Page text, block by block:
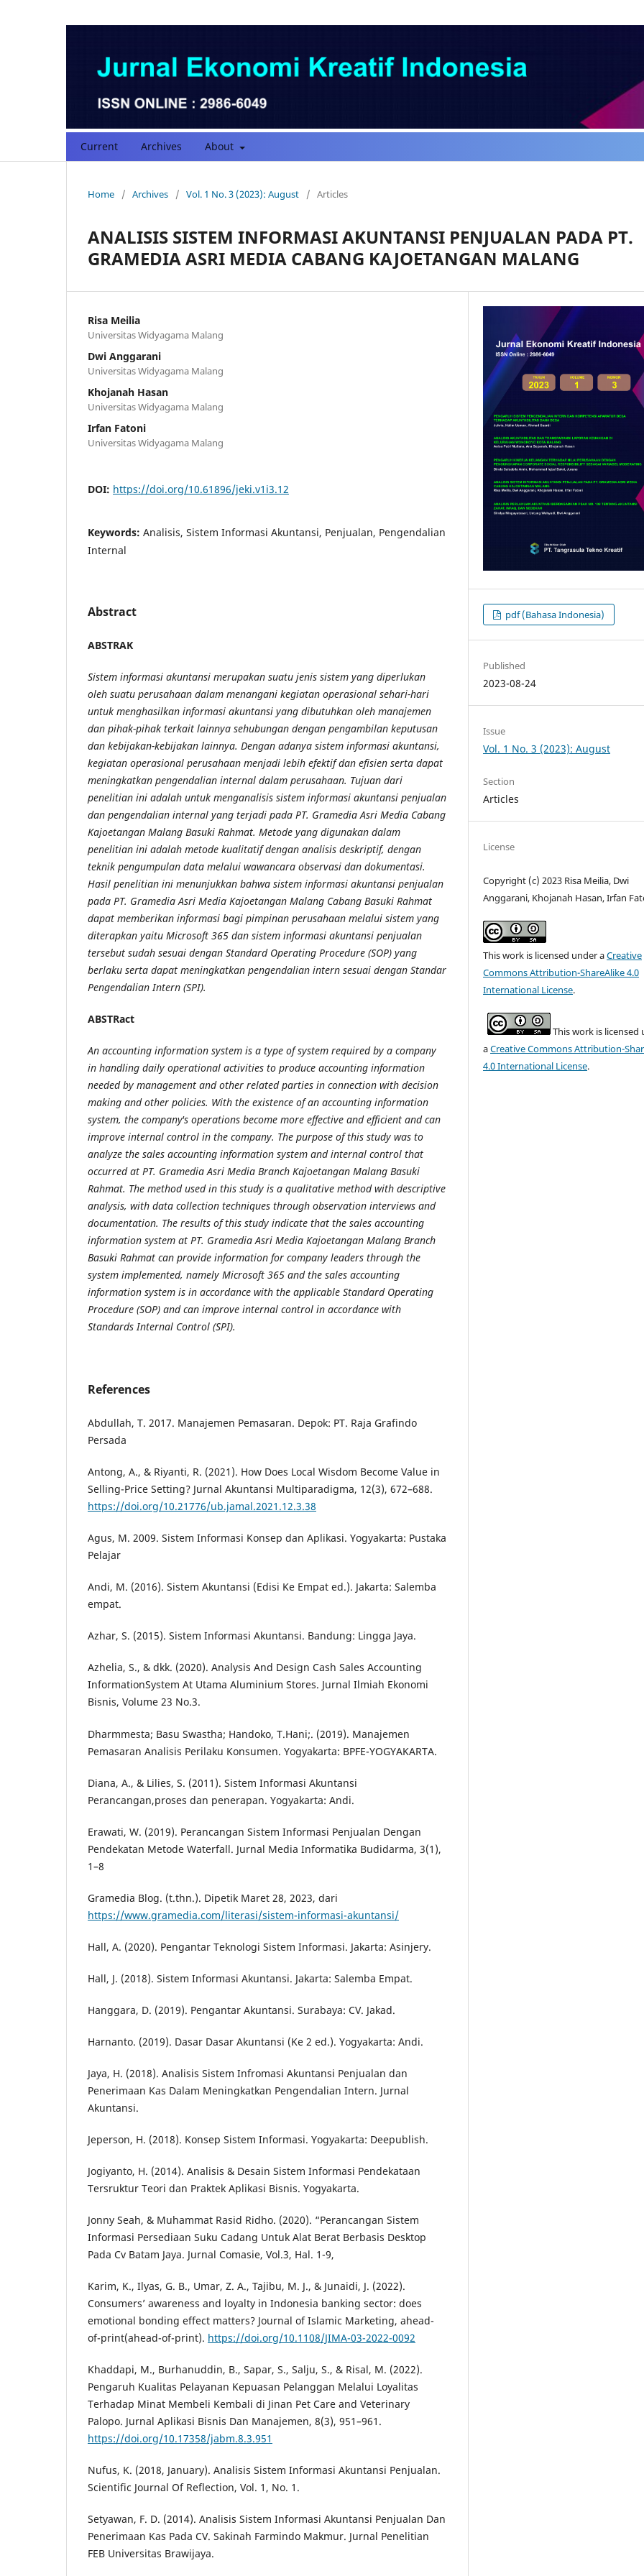
Current Archives About
Home / Archives / Vol. 1 No. 3 (2023): August / Articles
ANALISIS SISTEM INFORMASI AKUNTANSI PENJUALAN PADA PT.
GRAMEDIA ASRI MEDIA CABANG KAJOETANGAN MALANG
Risa Meilia
Universitas Widyagama Malang
Dwi Anggarani
Universitas Widyagama Malang
Khojanah Hasan
Universitas Widyagama Malang
Irfan Fatoni
Universitas Widyagama Malang
DOI: https://doi.org/10.61896/jeki.v1i3.12
Keywords: Analisis, Sistem Informasi Akuntansi, Penjualan, Pengendalian
Internal
Abstract
ABSTRAK
Sistem informasi akuntansi merupakan suatu jenis sistem yang diperlukan
oleh suatu perusahaan dalam menangani kegiatan operasional sehari-hari
untuk menghasilkan informasi akuntansi yang dibutuhkan oleh manajemen
dan pihak-pihak terkait lainnya sehubungan dengan pengambilan keputusan
dan kebijakan-kebijakan lainnya. Dengan adanya sistem informasi akuntansi,
kegiatan operasional perusahaan menjadi lebih efektif dan efisien serta dapat
meningkatkan pengendalian internal dalam perusahaan. Tujuan dari
penelitian ini adalah untuk menganalisis sistem informasi akuntansi penjualan
dan pengendalian internal yang terjadi pada PT. Gramedia Asri Media Cabang
Kajoetangan Malang Basuki Rahmat. Metode yang digunakan dalam
penelitian ini adalah metode kualitatif dengan analisis deskriptif, dengan
teknik pengumpulan data melalui wawancara observasi dan dokumentasi.
Hasil penelitian ini menunjukkan bahwa sistem informasi akuntansi penjualan
pada PT. Gramedia Asri Media Kajoetangan Malang Cabang Basuki Rahmat
dapat memberikan informasi bagi pimpinan perusahaan melalui sistem yang
diterapkan yaitu Microsoft 365 dan sistem informasi akuntansi penjualan
tersebut sudah sesuai dengan Standard Operating Procedure (SOP) yang
berlaku serta dapat meningkatkan pengendalian intern sesuai dengan Standar
Pengendalian Intern (SPI).
ABSTRact
An accounting information system is a type of system required by a company
in handling daily operational activities to produce accounting information
needed by management and other related parties in connection with decision
making and other policies. With the existence of an accounting information
system, the company's operations become more effective and efficient and can
improve internal control in the company. The purpose of this study was to
analyze the sales accounting information system and internal control that
occurred at PT. Gramedia Asri Media Branch Kajoetangan Malang Basuki
Rahmat. The method used in this study is a qualitative method with descriptive
analysis, with data collection techniques through observation interviews and
documentation. The results of this study indicate that the sales accounting
information system at PT. Gramedia Asri Media Kajoetangan Malang Branch
Basuki Rahmat can provide information for company leaders through the
system implemented, namely Microsoft 365 and the sales accounting
information system is in accordance with the applicable Standard Operating
Procedure (SOP) and can improve internal control in accordance with
Standards Internal Control (SPI).
References
Abdullah, T. 2017. Manajemen Pemasaran. Depok: PT. Raja Grafindo
Persada
Antong, A., & Riyanti, R. (2021). How Does Local Wisdom Become Value in
Selling-Price Setting? Jurnal Akuntansi Multiparadigma, 12(3), 672–688.
https://doi.org/10.21776/ub.jamal.2021.12.3.38
Agus, M. 2009. Sistem Informasi Konsep dan Aplikasi. Yogyakarta: Pustaka
Pelajar
Andi, M. (2016). Sistem Akuntansi (Edisi Ke Empat ed.). Jakarta: Salemba
empat.
Azhar, S. (2015). Sistem Informasi Akuntansi. Bandung: Lingga Jaya.
Azhelia, S., & dkk. (2020). Analysis And Design Cash Sales Accounting
InformationSystem At Utama Aluminium Stores. Jurnal Ilmiah Ekonomi
Bisnis, Volume 23 No.3.
Dharmmesta; Basu Swastha; Handoko, T.Hani;. (2019). Manajemen
Pemasaran Analisis Perilaku Konsumen. Yogyakarta: BPFE-YOGYAKARTA.
Diana, A., & Lilies, S. (2011). Sistem Informasi Akuntansi
Perancangan,proses dan penerapan. Yogyakarta: Andi.
Erawati, W. (2019). Perancangan Sistem Informasi Penjualan Dengan
Pendekatan Metode Waterfall. Jurnal Media Informatika Budidarma, 3(1),
1–8
Gramedia Blog. (t.thn.). Dipetik Maret 28, 2023, dari
https://www.gramedia.com/literasi/sistem-informasi-akuntansi/
Hall, A. (2020). Pengantar Teknologi Sistem Informasi. Jakarta: Asinjery.
Hall, J. (2018). Sistem Informasi Akuntansi. Jakarta: Salemba Empat.
Hanggara, D. (2019). Pengantar Akuntansi. Surabaya: CV. Jakad.
Harnanto. (2019). Dasar Dasar Akuntansi (Ke 2 ed.). Yogyakarta: Andi.
Jaya, H. (2018). Analisis Sistem Infromasi Akuntansi Penjualan dan
Penerimaan Kas Dalam Meningkatkan Pengendalian Intern. Jurnal
Akuntansi.
Jeperson, H. (2018). Konsep Sistem Informasi. Yogyakarta: Deepublish.
Jogiyanto, H. (2014). Analisis & Desain Sistem Informasi Pendekataan
Tersruktur Teori dan Praktek Aplikasi Bisnis. Yogyakarta.
Jonny Seah, & Muhammat Rasid Ridho. (2020). “Perancangan Sistem
Informasi Persediaan Suku Cadang Untuk Alat Berat Berbasis Desktop
Pada Cv Batam Jaya. Jurnal Comasie, Vol.3, Hal. 1-9,
Karim, K., Ilyas, G. B., Umar, Z. A., Tajibu, M. J., & Junaidi, J. (2022).
Consumers’ awareness and loyalty in Indonesia banking sector: does
emotional bonding effect matters? Journal of Islamic Marketing, ahead-
of-print(ahead-of-print). https://doi.org/10.1108/JIMA-03-2022-0092
Khaddapi, M., Burhanuddin, B., Sapar, S., Salju, S., & Risal, M. (2022).
Pengaruh Kualitas Pelayanan Kepuasan Pelanggan Melalui Loyalitas
Terhadap Minat Membeli Kembali di Jinan Pet Care and Veterinary
Palopo. Jurnal Aplikasi Bisnis Dan Manajemen, 8(3), 951–961.
https://doi.org/10.17358/jabm.8.3.951
Nufus, K. (2018, January). Analisis Sistem Informasi Akuntansi Penjualan.
Scientific Journal Of Reflection, Vol. 1, No. 1.
Setyawan, F. D. (2014). Analisis Sistem Informasi Akuntansi Penjualan Dan
Penerimaan Kas Pada CV. Sakinah Farmindo Makmur. Jurnal Penelitian
FEB Universitas Brawijaya.
pdf (Bahasa Indonesia)
Published
2023-08-24
Issue
Vol. 1 No. 3 (2023): August
Section
Articles
License
Copyright (c) 2023 Risa Meilia, Dwi
Anggarani, Khojanah Hasan, Irfan
This work is licensed under aCreative
Commons Attribution-ShareAlike 4.0
International License.
This work is licensed
aCreative Commons Attribution-
4.0 International License.